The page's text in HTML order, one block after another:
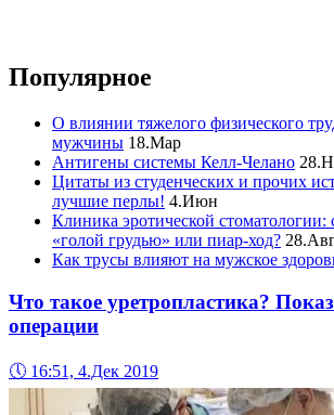
Популярное
О влиянии тяжелого физического
мужчины 18.Мар
Антигены системы Келл-Челано
Цитаты из студенческих и прочих
лучшие перлы! 4.Июн
Клиника эротической стоматологии:
«голой грудью» или пиар-ход?
Как трусы влияют на мужское
Что такое уретропластика?
операции
🕔 16:51, 4.Дек 2019